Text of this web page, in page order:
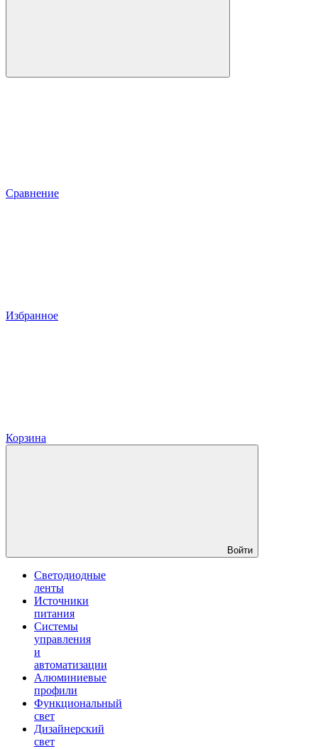
Сравнение
Избранное
Корзина
Войти
Светодиодные
ленты
Источники
питания
Системы
управления
и
автоматизации
Алюминиевые
профили
Функциональный
свет
Дизайнерский
свет